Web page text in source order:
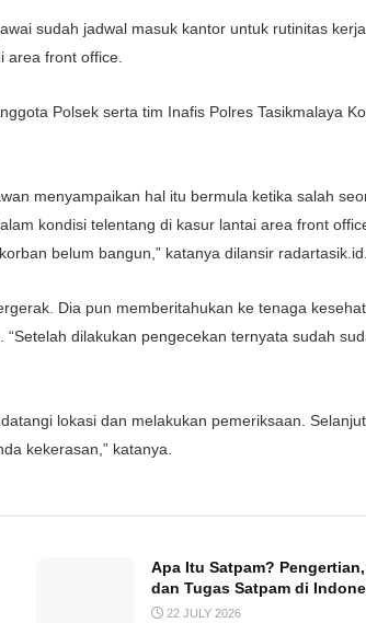
sudah jadwal masuk kantor untuk rutinitas
area front office.
Polsek serta tim Inafis Polres Tasikmalaya
menyampaikan hal itu bermula ketika salah
kondisi telentang di kasur lantai area front
belum bangun,” katanya dilansir radartasik.id.
Dia pun memberitahukan ke tenaga
dilakukan pengecekan ternyata sudah
lokasi dan melakukan pemeriksaan.
kekerasan,” katanya.
Apa Itu Satpam?
dan Tugas Satpam di
22 JULY 2026